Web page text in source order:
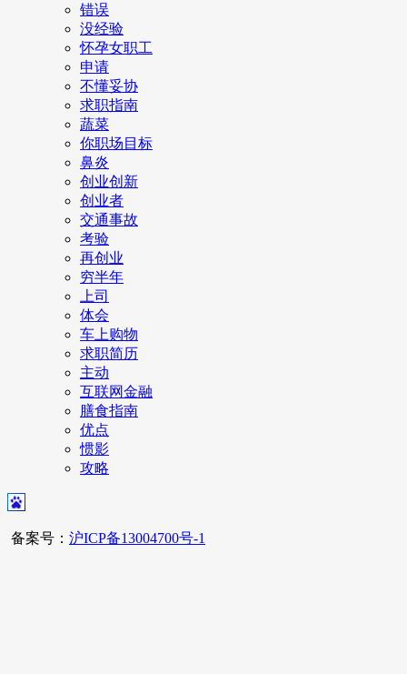
错误
没经验
怀孕女职工
申请
不懂妥协
求职指南
蔬菜
你职场目标
鼻炎
创业创新
创业者
交通事故
考验
再创业
穷半年
上司
体会
车上购物
求职简历
主动
互联网金融
膳食指南
优点
惯影
攻略
备案号： 沪ICP备13004700号-1